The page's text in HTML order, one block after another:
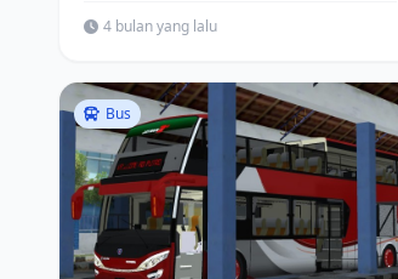
4 bulan yang lalu
Bus